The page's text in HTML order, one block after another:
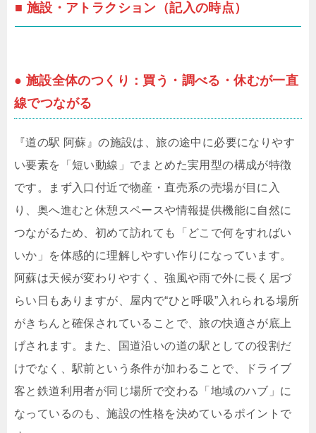
■ 施設・アトラクション（記入の時点）
● 施設全体のつくり：買う・調べる・休むが一直
線でつながる
『道の駅 阿蘇』の施設は、旅の途中に必要になりやす
い要素を「短い動線」でまとめた実用型の構成が特徴
です。まず入口付近で物産・直売系の売場が目に入
り、奥へ進むと休憩スペースや情報提供機能に自然に
つながるため、初めて訪れても「どこで何をすればい
いか」を体感的に理解しやすい作りになっています。
阿蘇は天候が変わりやすく、強風や雨で外に長く居づ
らい日もありますが、屋内で“ひと呼吸”入れられる場所
がきちんと確保されていることで、旅の快適さが底上
げされます。また、国道沿いの道の駅としての役割だ
けでなく、駅前という条件が加わることで、ドライブ
客と鉄道利用者が同じ場所で交わる「地域のハブ」に
なっているのも、施設の性格を決めているポイントで